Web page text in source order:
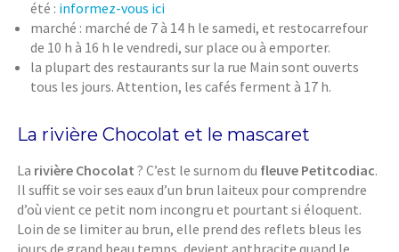
été : informez-vous ici
marché : marché de 7 à 14 h le samedi, et restocarrefour
de 10 h à 16 h le vendredi, sur place ou à emporter.
la plupart des restaurants sur la rue Main sont ouverts
tous les jours. Attention, les cafés ferment à 17 h.
La rivière Chocolat et le mascaret
La rivière Chocolat ? C’est le surnom du fleuve Petitcodiac.
Il suffit se voir ses eaux d’un brun laiteux pour comprendre
d’où vient ce petit nom incongru et pourtant si éloquent.
Loin de se limiter au brun, elle prend des reflets bleus les